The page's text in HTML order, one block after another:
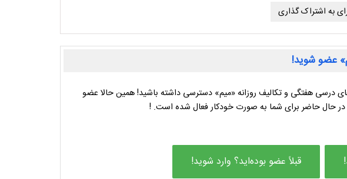
به اشتراک گذاری
عضو شوید!
درسی هفتگی و تکالیف روزانه «میم» دسترسی داشته باشید! همین حالا عضو
حال حاضر برای شما به صورت خودکار فعال شده است. !
قبلاً عضو بوده‌اید؟ وارد شوید!